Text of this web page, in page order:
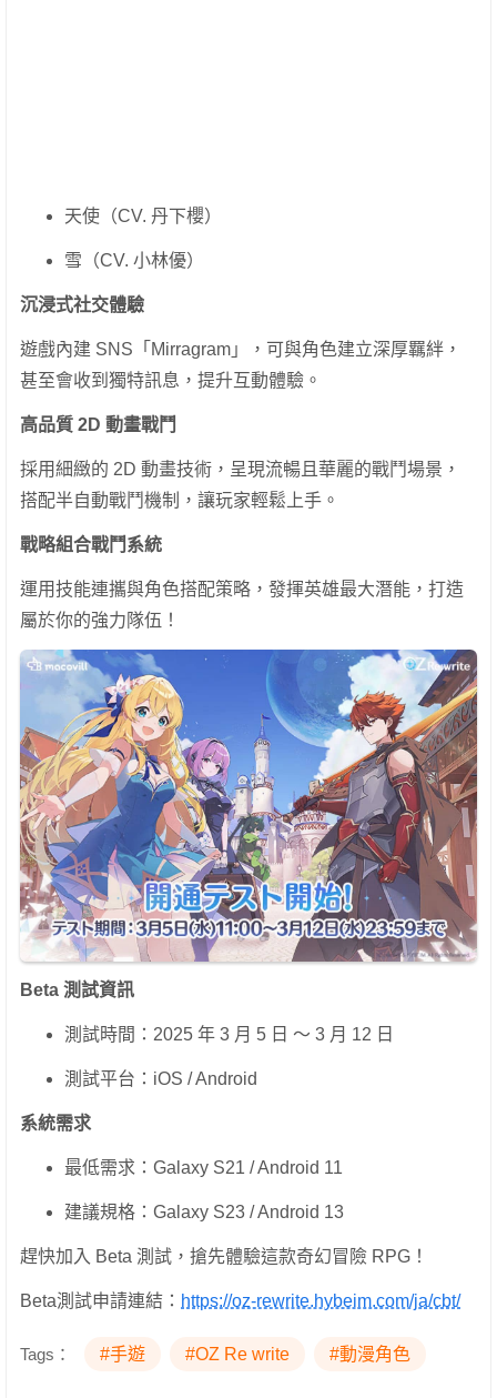
天使（CV. 丹下櫻）
雪（CV. 小林優）
沉浸式社交體驗
遊戲內建 SNS「Mirragram」，可與角色建立深厚羈絆，
甚至會收到獨特訊息，提升互動體驗。
高品質 2D 動畫戰鬥
採用細緻的 2D 動畫技術，呈現流暢且華麗的戰鬥場景，
搭配半自動戰鬥機制，讓玩家輕鬆上手。
戰略組合戰鬥系統
運用技能連攜與角色搭配策略，發揮英雄最大潛能，打造
屬於你的強力隊伍！
Beta 測試資訊
測試時間：2025 年 3 月 5 日 ～ 3 月 12 日
測試平台：iOS / Android
系統需求
最低需求：Galaxy S21 / Android 11
建議規格：Galaxy S23 / Android 13
趕快加入 Beta 測試，搶先體驗這款奇幻冒險 RPG！
Beta測試申請連結： https://oz-rewrite.hybeim.com/ja/cbt/
Tags： #手遊 #OZ Re write #動漫角色